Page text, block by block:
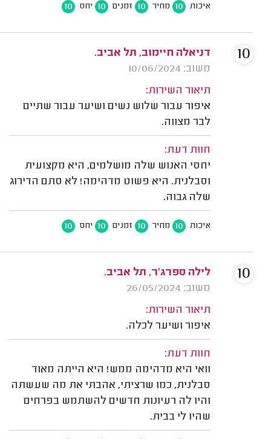
איכות 10 מחיר 10 זמנים 10 יחס 10
דניאלה חיימוב, תל אביב.
משוב: 10/06/2024
תיאור השירות:
איפור עבור שלוש נשים ושיער עבור שתיים
לבר מצווה.
חוות דעת:
יחסי האנוש שלה מושלמים, היא מקצועית
וסבלנית. היא פשוט מדהימה! לא סתם הדירוג
שלה גבוה.
איכות 10 מחיר 10 זמנים 10 יחס 10
10
לילה ספרג'ר, תל אביב.
משוב: 26/05/2024
תיאור השירות:
איפור ושיער לכלה.
חוות דעת:
וואי היא מדהימה ממש! היא הייתה מאוד
סבלנית, כמו שרציתי, אהבתי את מה שעשתה
והיו לה רעיונות חדשים להשתמש בפרחים
שהיו לי בבית.
10